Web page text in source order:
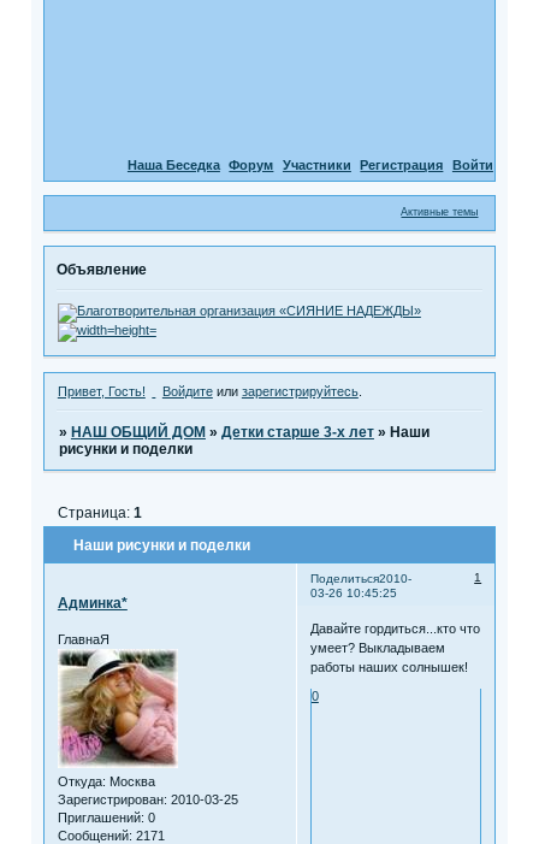
Наша Беседка Форум Участники Регистрация Войти
Активные темы
Объявление
Привет, Гость! Войдитеили зарегистрируйтесь.
» НАШ ОБЩИЙ ДОМ » Детки старше 3-х лет » Наши
рисунки и поделки
Наши рисунки и поделки
Страница: 1
Поделиться 1
2010-
03-26 10:45:25
Админка*
ГлавнаЯ
Откуда: Москва
Зарегистрирован: 2010-03-25
Приглашений: 0
Сообщений: 2171
Давайте гордиться...кто что
умеет? Выкладываем
работы наших солнышек!
0